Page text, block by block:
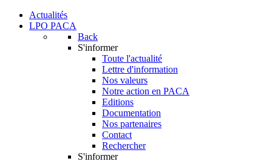
Actualités
LPO PACA
Back
S'informer
Toute l'actualité
Lettre d'information
Nos valeurs
Notre action en PACA
Editions
Documentation
Nos partenaires
Contact
Rechercher
S'informer